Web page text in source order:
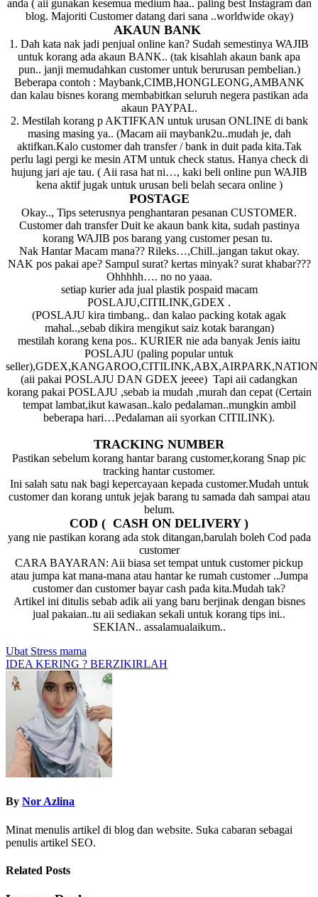
anda ( aii gunakan kesemua medium haa.. paling best Instagram dan
blog. Majoriti Customer datang dari sana ..worldwide okay)
AKAUN BANK
1. Dah kata nak jadi penjual online kan? Sudah semestinya WAJIB
untuk korang ada akaun BANK.. (tak kisahlah akaun bank apa
pun.. janji memudahkan customer untuk berurusan pembelian.)
Beberapa contoh : Maybank,CIMB,HONGLEONG,AMBANK
dan kalau bisnes korang membabitkan seluruh negera pastikan ada
akaun PAYPAL.
2. Mestilah korang p AKTIFKAN untuk urusan ONLINE di bank
masing masing ya.. (Macam aii maybank2u..mudah je, dah
aktifkan.Kalo customer dah transfer / bank in duit pada kita.Tak
perlu lagi pergi ke mesin ATM untuk check status. Hanya check di
hujung jari aje tau. ( Aii rasa hat ni…, kaki beli online pun WAJIB
kena aktif jugak untuk urusan beli belah secara online )
POSTAGE
Okay.., Tips seterusnya penghantaran pesanan CUSTOMER.
Customer dah transfer Duit ke akaun bank kita, sudah pastinya
korang WAJIB pos barang yang customer pesan tu.
Nak Hantar Macam mana?? Rileks…,Chill..jangan takut okay.
NAK pos pakai ape? Sampul surat? kertas minyak? surat khabar???
Ohhhhh…. no no yaaa.
setiap kurier ada jual plastik pospaid macam
POSLAJU,CITILINK,GDEX .
(POSLAJU kira timbang.. dan kalao packing kotak agak
mahal..,sebab dikira mengikut saiz kotak barangan)
mestilah korang kena pos.. KURIER nie ada banyak Jenis iaitu
POSLAJU (paling popular untuk
(aii pakai POSLAJU DAN GDEX jeeee) Tapi aii cadangkan
korang pakai POSLAJU ,sebab ia mudah ,murah dan cepat (Certain
tempat lambat,ikut kawasan..kalo pedalaman..mungkin ambil
beberapa hari…Pedalaman aii syorkan CITILINK).
TRACKING NUMBER
Pastikan sebelum korang hantar barang customer,korang Snap pic
tracking hantar customer.
Ini salah satu nak bagi kepercayaan kepada customer.Mudah untuk
customer dan korang untuk jejak barang tu samada dah sampai atau
belum.
COD ( CASH ON DELIVERY )
yang nie pastikan korang ada stok ditangan,barulah boleh Cod pada
customer
CARA BAYARAN: Aii biasa set tempat untuk customer pickup
atau jumpa kat mana-mana atau hantar ke rumah customer ..Jumpa
customer dan customer bayar cash pada kita.Mudah tak?
Artikel ini ditulis sebab adik aii yang baru berjinak dengan bisnes
jual pakaian..tu aii sediakan sekali untuk korang tips ini..
SEKIAN.. assalamualaikum..
Post
navigation
Ubat Stress mama
IDEA KERING ? BERZIKIRLAH
By Nor Azlina
Minat menulis artikel di blog dan website. Suka cabaran sebagai
penulis artikel SEO.
Related Posts